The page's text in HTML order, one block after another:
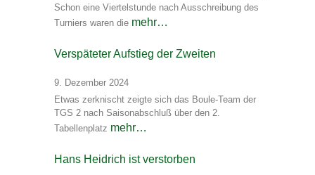
Schon eine Viertelstunde nach Ausschreibung des
Turniers waren die mehr…
Verspäteter Aufstieg der Zweiten
9. Dezember 2024
Etwas zerknischt zeigte sich das Boule-Team der
TGS 2 nach Saisonabschluß über den 2.
Tabellenplatz mehr…
Hans Heidrich ist verstorben